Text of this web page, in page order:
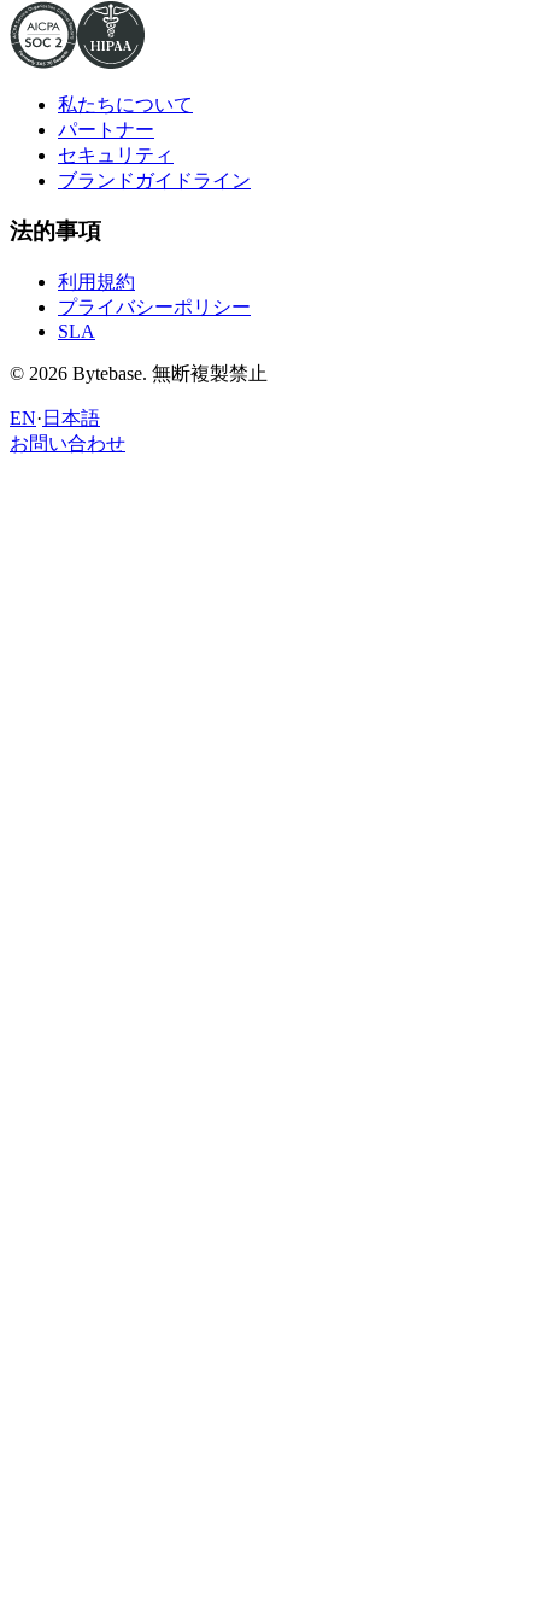
私たちについて
パートナー
セキュリティ
ブランドガイドライン
法的事項
利用規約
プライバシーポリシー
SLA
© 2026 Bytebase. 無断複製禁止
EN· 日本語
お問い合わせ